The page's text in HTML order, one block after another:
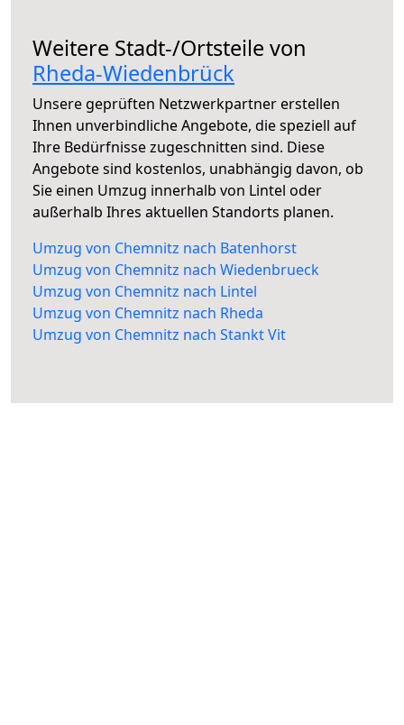
Weitere Stadt-/Ortsteile von
Rheda-Wiedenbrück
Unsere geprüften Netzwerkpartner erstellen
Ihnen unverbindliche Angebote, die speziell auf
Ihre Bedürfnisse zugeschnitten sind. Diese
Angebote sind kostenlos, unabhängig davon, ob
Sie einen Umzug innerhalb von Lintel oder
außerhalb Ihres aktuellen Standorts planen.
Umzug von Chemnitz nach Batenhorst
Umzug von Chemnitz nach Wiedenbrueck
Umzug von Chemnitz nach Lintel
Umzug von Chemnitz nach Rheda
Umzug von Chemnitz nach Stankt Vit